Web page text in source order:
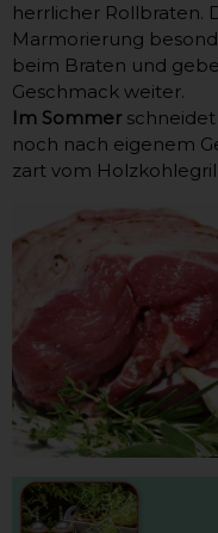
herrlicher Rollbraten.
Marmorierung
beim Braten und
Geschmack weiter.
Im Sommerschneidet
noch nach eigenem
zart vom